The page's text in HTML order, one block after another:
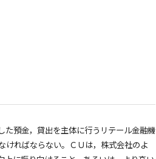
た預金，貸出を主体に行うリテール金融機
ければならない。ＣＵは，株式会社のよ